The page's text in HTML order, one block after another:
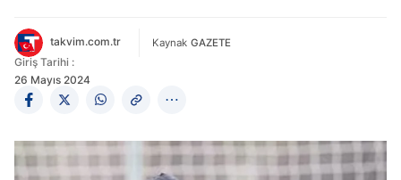
takvim.com.tr Kaynak GAZETE
Giriş Tarihi :
26 Mayıs 2024